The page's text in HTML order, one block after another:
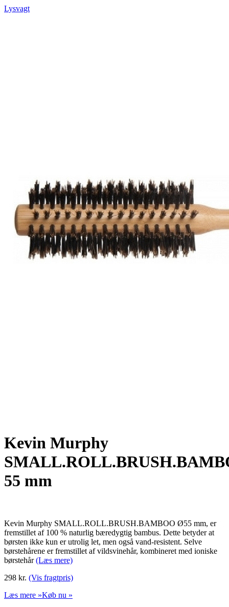
Lysvagt
Kevin Murphy
55 mm
Kevin Murphy SMALL.ROLL.BRUSH.BAMBOO Ø55 mm, er
fremstillet af 100 % naturlig bæredygtig bambus. Dette betyder at
børsten ikke kun er utrolig let, men også vand-resistent. Selve
børstehårene er fremstillet af vildsvinehår, kombineret med ioniske
børstehår(Læs mere)
298 kr. (Vis fragtpris)
Læs mere »Køb nu »